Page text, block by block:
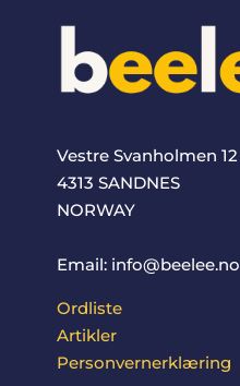
Vestre Svanholmen 12
4313 SANDNES
NORWAY
Email: info@beelee.no
Ordliste
Artikler
Personvernerklæring